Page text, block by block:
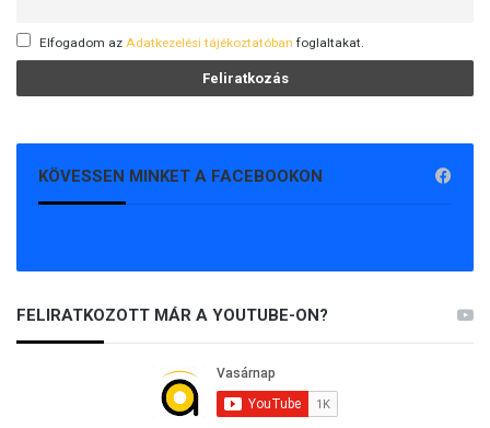
Elfogadom az Adatkezelési tájékoztatóban foglaltakat.
KÖVESSEN MINKET A FACEBOOKON
FELIRATKOZOTT MÁR A YOUTUBE-ON?